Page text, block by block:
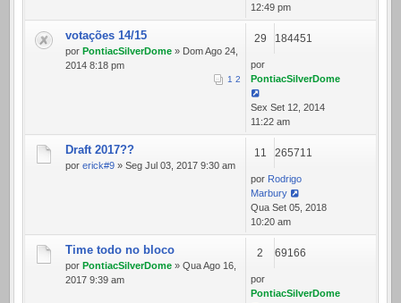
12:49 pm
votações 14/15
por PontiacSilverDome » Dom Ago 24,
2014 8:18 pm
1 2
29 184451
por
PontiacSilverDome
Sex Set 12, 2014
11:22 am
Draft 2017??
por erick#9 » Seg Jul 03, 2017 9:30 am
11 265711
por Rodrigo
Marbury
Qua Set 05, 2018
10:20 am
Time todo no bloco
por PontiacSilverDome » Qua Ago 16,
2017 9:39 am
2 69166
por
PontiacSilverDome